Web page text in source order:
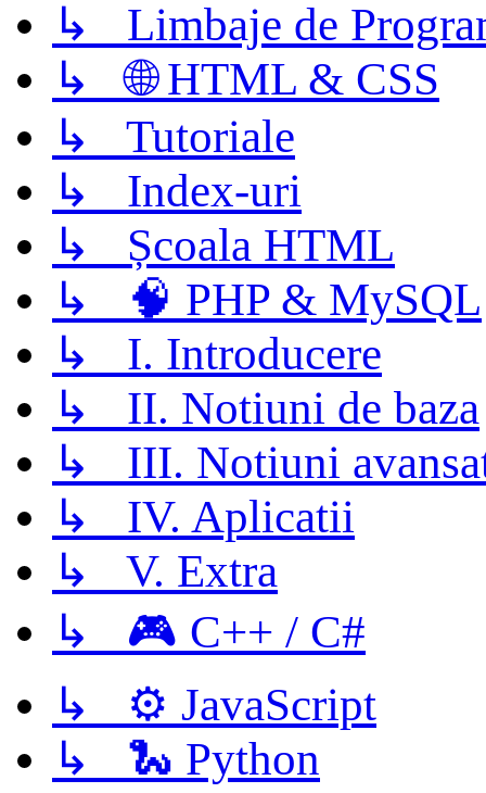
↳ Limbaje de
↳ 🌐 HTML & CSS
↳ Tutoriale
↳ Index-uri
↳ Școala HTML
↳ 🧠 PHP & MySQL
↳ I. Introducere
↳ II. Notiuni de baza
↳ III. Notiuni
↳ IV. Aplicatii
↳ V. Extra
↳ 🎮 C++ / C#
↳ ⚙️ JavaScript
↳ 🐍 Python